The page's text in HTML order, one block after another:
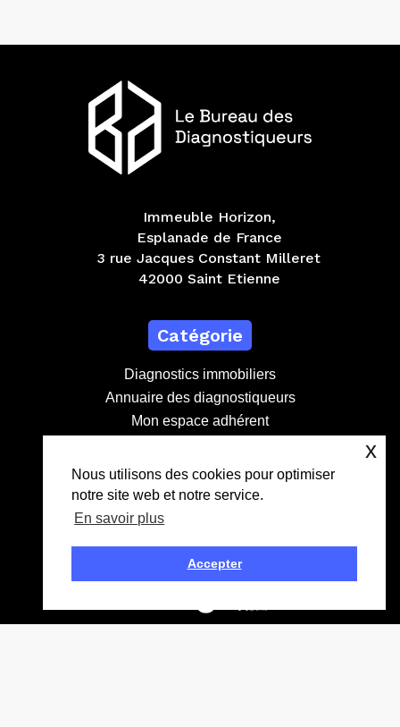
Immeuble Horizon,
Esplanade de France
3 rue Jacques Constant Milleret
42000 Saint Etienne
Catégorie
Diagnostics immobiliers
Annuaire des diagnostiqueurs
Mon espace adhérent
Contact
04 81 09 71 90
Nous utilisons des cookies pour optimiser
notre site web et notre service.
En savoir plus
Accepter
x